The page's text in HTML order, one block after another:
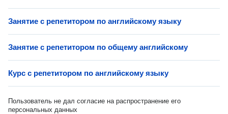
Занятие с репетитором по английскому языку
Занятие с репетитором по общему английскому
Курс с репетитором по английскому языку
Пользователь не дал согласие на распространение его
персональных данных